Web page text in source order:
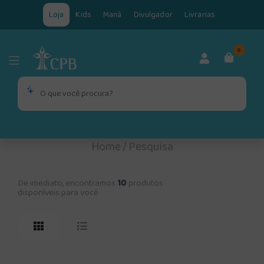
Loja Kids Maná Divulgador Livrarias
0
Home/Pesquisa
De imediato, encontramos 10 produtos
disponíveis para você